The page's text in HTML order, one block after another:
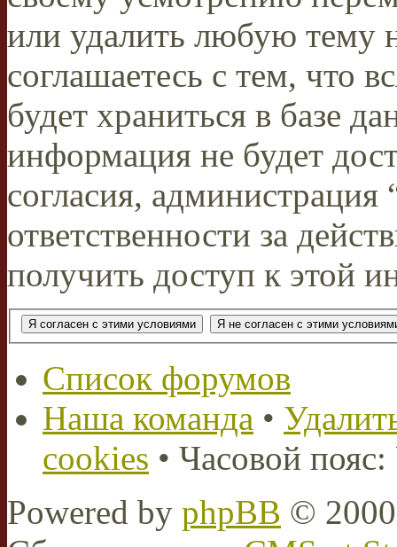
или удалить любую тему
соглашаетесь с тем, что
будет храниться в базе
информация не будет
согласия,
ответственности за
получить доступ к этой
Список форумов
Наша команда •
cookies • Часовой
Powered by phpBB ©